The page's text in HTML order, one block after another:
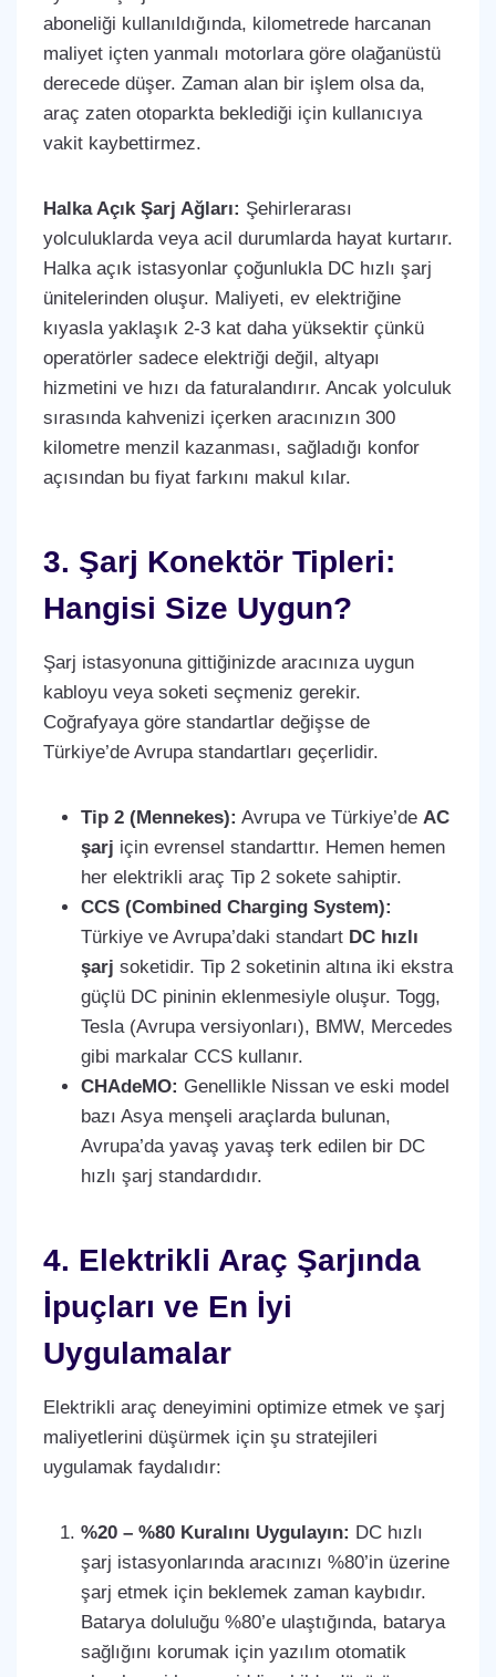
aboneliği kullanıldığında, kilometrede harcanan
maliyet içten yanmalı motorlara göre olağanüstü
derecede düşer. Zaman alan bir işlem olsa da,
araç zaten otoparkta beklediği için kullanıcıya
vakit kaybettirmez.
Halka Açık Şarj Ağları: Şehirlerarası
yolculuklarda veya acil durumlarda hayat kurtarır.
Halka açık istasyonlar çoğunlukla DC hızlı şarj
ünitelerinden oluşur. Maliyeti, ev elektriğine
kıyasla yaklaşık 2-3 kat daha yüksektir çünkü
operatörler sadece elektriği değil, altyapı
hizmetini ve hızı da faturalandırır. Ancak yolculuk
sırasında kahvenizi içerken aracınızın 300
kilometre menzil kazanması, sağladığı konfor
açısından bu fiyat farkını makul kılar.
3. Şarj Konektör Tipleri:
Hangisi Size Uygun?
Şarj istasyonuna gittiğinizde aracınıza uygun
kabloyu veya soketi seçmeniz gerekir.
Coğrafyaya göre standartlar değişse de
Türkiye’de Avrupa standartları geçerlidir.
Tip 2 (Mennekes): Avrupa ve Türkiye’de AC
şarj için evrensel standarttır. Hemen hemen
her elektrikli araç Tip 2 sokete sahiptir.
CCS (Combined Charging System):
Türkiye ve Avrupa’daki standart DC hızlı
şarj soketidir. Tip 2 soketinin altına iki ekstra
güçlü DC pininin eklenmesiyle oluşur. Togg,
Tesla (Avrupa versiyonları), BMW, Mercedes
gibi markalar CCS kullanır.
CHAdeMO: Genellikle Nissan ve eski model
bazı Asya menşeli araçlarda bulunan,
Avrupa’da yavaş yavaş terk edilen bir DC
hızlı şarj standardıdır.
4. Elektrikli Araç Şarjında
İpuçları ve En İyi
Uygulamalar
Elektrikli araç deneyimini optimize etmek ve şarj
maliyetlerini düşürmek için şu stratejileri
uygulamak faydalıdır:
%20 – %80 Kuralını Uygulayın: DC hızlı
şarj istasyonlarında aracınızı %80’in üzerine
şarj etmek için beklemek zaman kaybıdır.
Batarya doluluğu %80’e ulaştığında, batarya
sağlığını korumak için yazılım otomatik